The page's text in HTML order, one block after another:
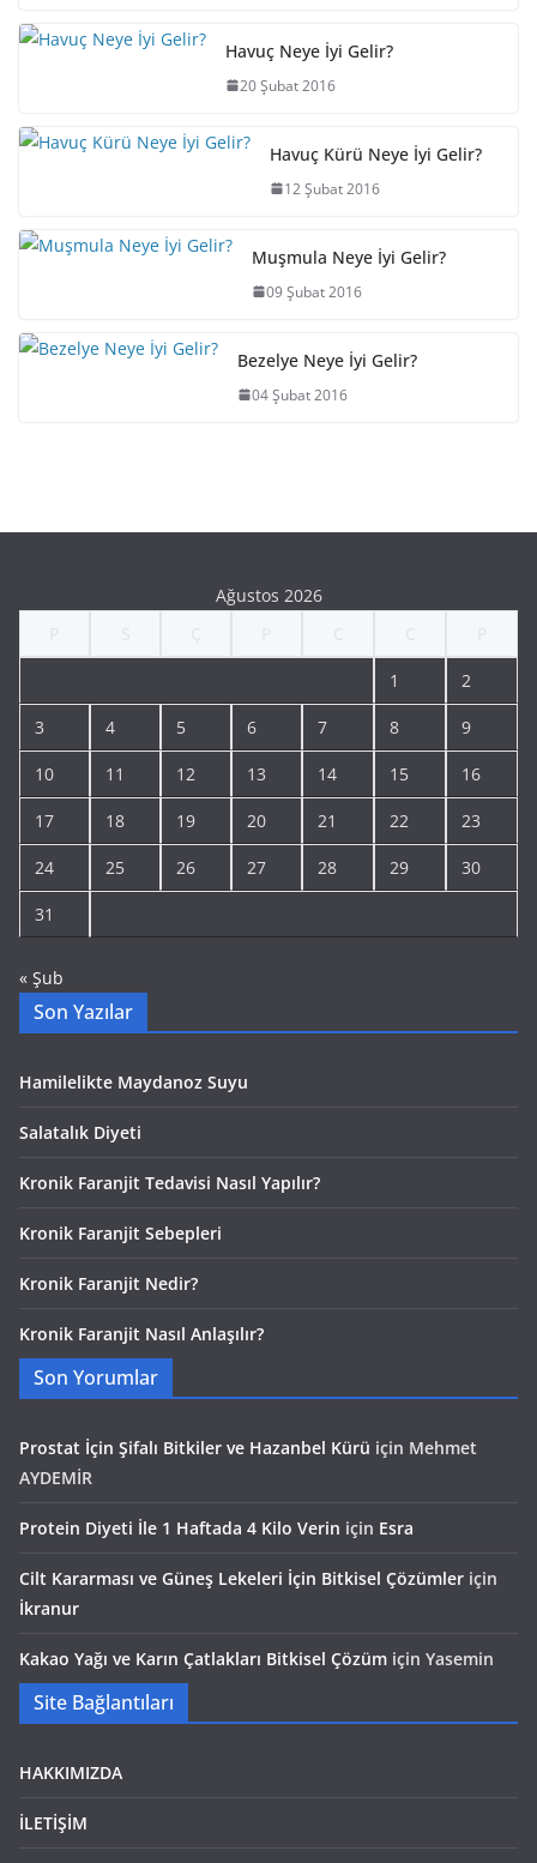
Havuç Neye İyi Gelir?
20 Şubat 2016
Havuç Kürü Neye İyi Gelir?
12 Şubat 2016
Muşmula Neye İyi Gelir?
09 Şubat 2016
Bezelye Neye İyi Gelir?
04 Şubat 2016
Ağustos 2026
1 2
3 4 5 6 7 8 9
10 11 12 13 14 15 16
17 18 19 20 21 22 23
24 25 26 27 28 29 30
31
« Şub
Son Yazılar
Hamilelikte Maydanoz Suyu
Salatalık Diyeti
Kronik Faranjit Tedavisi Nasıl Yapılır?
Kronik Faranjit Sebepleri
Kronik Faranjit Nedir?
Kronik Faranjit Nasıl Anlaşılır?
Son Yorumlar
Prostat İçin Şifalı Bitkiler ve Hazanbel Kürü için Mehmet
AYDEMİR
Protein Diyeti İle 1 Haftada 4 Kilo Verin için Esra
Cilt Kararması ve Güneş Lekeleri İçin Bitkisel Çözümler için
İkranur
Kakao Yağı ve Karın Çatlakları Bitkisel Çözüm için Yasemin
Site Bağlantıları
HAKKIMIZDA
İLETİŞİM